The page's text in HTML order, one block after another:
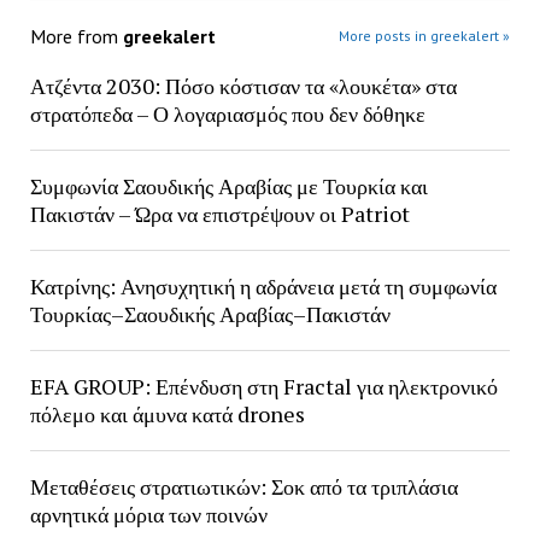
More from greekalert More posts in greekalert »
Ατζέντα 2030: Πόσο κόστισαν τα «λουκέτα» στα
στρατόπεδα – Ο λογαριασμός που δεν δόθηκε
Συμφωνία Σαουδικής Αραβίας με Τουρκία και
Πακιστάν – Ώρα να επιστρέψουν οι Patriot
Κατρίνης: Ανησυχητική η αδράνεια μετά τη συμφωνία
Τουρκίας–Σαουδικής Αραβίας–Πακιστάν
EFA GROUP: Επένδυση στη Fractal για ηλεκτρονικό
πόλεμο και άμυνα κατά drones
Μεταθέσεις στρατιωτικών: Σοκ από τα τριπλάσια
αρνητικά μόρια των ποινών